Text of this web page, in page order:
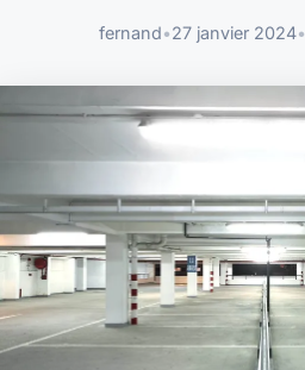
fernand•27 janvier 2024•